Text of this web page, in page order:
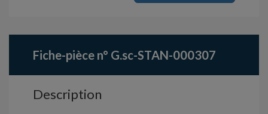
Fiche-pièce n° G.sc-STAN-000307
Description